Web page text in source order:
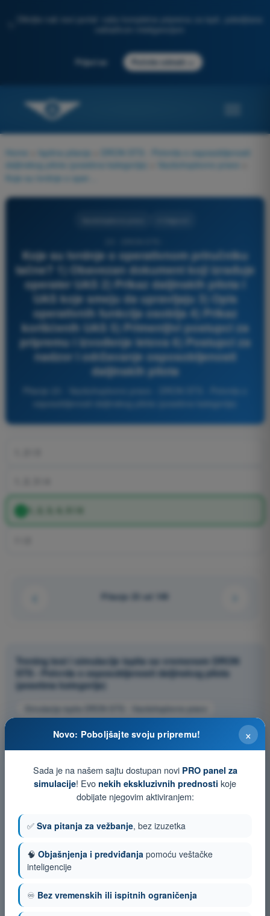
Otkrijte naš novi portal: vaša kompletna priprema za ispit, poboljšana
Prijavi se Počnite odmah
Home Ispitna pitanja
DRON STS - Potvrda o osposobljenosti
daljinskog pilota (posebna kategorija)
Vazduhoplovno pravo
Koje su tvrdnje o operativnom priručniku
tačne? 1) Obavezan dokument koji izrađuje
operater UAS 2) Prikaz daljinskih pilota i
UAS koje smeju da upravljaju 3) Opis
operativnih funkcija osoblja 4) Prikaz
korišćenih UAS 5) Primenljivi postupci za
pripremu i izvođenje letova 6) Postupci za
nadzor i održavanje osposobljenosti
daljinskih pilota
1, 2, 3, 4, 5 i 6
Pitanje 23 od 149
Trening test i simulacije ispita sa vremenom DRON
STS - Potvrda o osposobljenosti daljinskog pilota
(posebna kategorija)
Simulacija ispita DRON STS - Vazduhoplovno pravo
Ispit u PDF formatu DRON STS - Vazduhoplovno pravo
×
Novo: Poboljšajte svoju pripremu!
Sada je na našem sajtu dostupan novi PRO panel za
simulacije! Evo nekih ekskluzivnih prednosti koje
dobijate njegovim aktiviranjem:
✅ Sva pitanja za vežbanje, bez izuzetka
🧠 Objašnjenja i predviđanja pomoću veštačke
inteligencije
♾️ Bez vremenskih ili ispitnih ograničenja